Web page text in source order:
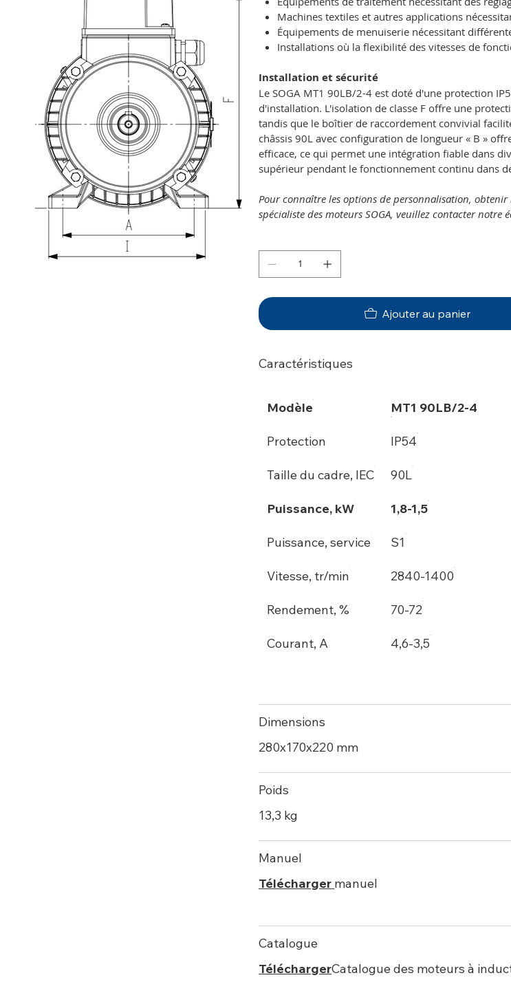
Machines textiles et autres applications
Équipements de menuiserie nécessitant
Installations où la flexibilité des vitesses de
Installation et sécurité
Le SOGA MT1 90LB/2-4 est doté d'une protection
d'installation. L'isolation de classe F offre une
tandis que le boîtier de raccordement convivial
châssis 90L avec configuration de longueur « B »
efficace, ce qui permet une intégration fiable dans
supérieur pendant le fonctionnement continu dans
Pour connaître les options de personnalisation,
spécialiste des moteurs SOGA, veuillez contacter notre
Ajouter au panier
Caractéristiques
Modèle MT1 90LB/2-4
Protection IP54
Taille du cadre, IEC 90L
Puissance, kW 1,8-1,5
Puissance, service S1
Vitesse, tr/min 2840-1400
Rendement, % 70-72
Courant, A 4,6-3,5
Dimensions
280х170x220 mm
Poids
13,3 kg
Manuel
Télécharger manuel
Catalogue
TéléchargerCatalogue des moteurs à